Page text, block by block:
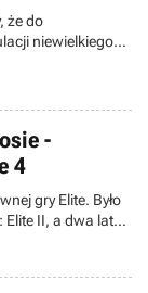
że do
niewielkiego
miło
pieniądze to
-
4
Było
Elite II, a dwa lata
Encounters.